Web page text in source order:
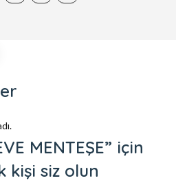
MENTEŞE” için
kişi siz olun